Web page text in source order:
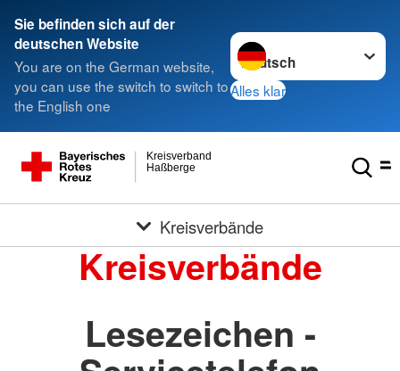
Sie befinden sich auf der
deutschen Website
You are on the German website,
you can use the switch to switch to
the English one
Sprache wechseln zu
Alles klar
Haßberge
Kreisverband
Kreisverbände
Kreisverbände
Lesezeichen -